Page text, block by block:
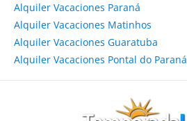
Alquiler Vacaciones Paraná
Alquiler Vacaciones Matinhos
Alquiler Vacaciones Guaratuba
Alquiler Vacaciones Pontal do Paraná